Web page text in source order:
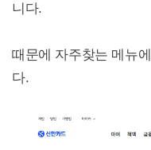
니다.
때문에 자주찾는 메뉴
다.